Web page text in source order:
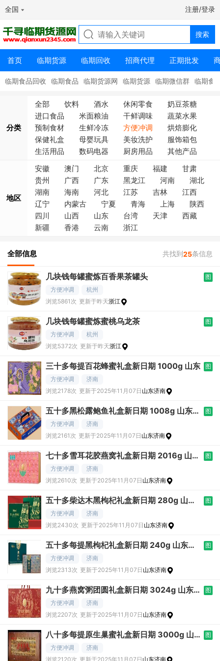
全国 注册/登录
首页 临期货源 临期回收 招商代理 正期批发
临期食品回收 临期食品 临期货源网 临期货源 临期微信群 临期食
分类
全部 饮料 酒水 休闲零食
奶豆茶糖
进口食品
米面粮油 干鲜调味
蔬菜水果
预制食材
生鲜冷冻 方便冲调
烘焙膨化
保健礼盒
母婴玩具 美妆洗护
服饰箱包
生活用品
数码电器 厨房用品 其他产品
地区
安徽 澳门 北京 重庆 福建
甘肃
贵州
广西 广东 黑龙江 河南
湖北
湖南
海南 河北 江苏 吉林
江西
辽宁
内蒙古 宁夏 青海 上海
陕西
四川
山西 山东 台湾 天津
西藏
新疆
香港 云南 浙江
全部信息 共找到25条信息
几块钱每罐蜜炼百香果茶罐头
图
方便冲调
杭州
浏览5861次 更新于昨天浙江
几块钱每罐蜜炼蜜桃乌龙茶
图
方便冲调
杭州
浏览5372次 更新于昨天浙江
三十多每提百花蜂蜜礼盒新日期 1000g 山东
图
方便冲调
济南
浏览2178次 更新于2025年11月07日 山东济南
五十多黑松露鲍鱼礼盒新日期 1008g 山东提
货
图
方便冲调
济南
浏览2161次 更新于2025年11月07日 山东济南
七十多雪耳花胶燕窝礼盒新日期 2016g 山东
提
图
方便冲调
济南
浏览2610次 更新于2025年11月07日 山东济南
五十多柴达木黑枸杞礼盒新日期 280g 山东
提
图
方便冲调
济南
浏览2430次 更新于2025年11月07日 山东济南
五十多每提黑枸杞礼盒新日期 240g 山东提
货
图
方便冲调
济南
浏览2313次 更新于2025年11月07日 山东济南
九十多燕窝粥团圆礼盒新日期 3024g 山东提
货
图
方便冲调
济南
浏览2207次 更新于2025年11月07日 山东济南
八十多每提原生巢蜜礼盒新日期 3000g 山
东
图
方便冲调
济南
浏览2120次 更新于2025年11月07日 山东济南